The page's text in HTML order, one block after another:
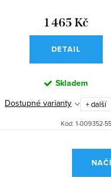
1 465 Kč
DETAIL
Skladem
Dostupné varianty
+ další
Kód: 1-009352-